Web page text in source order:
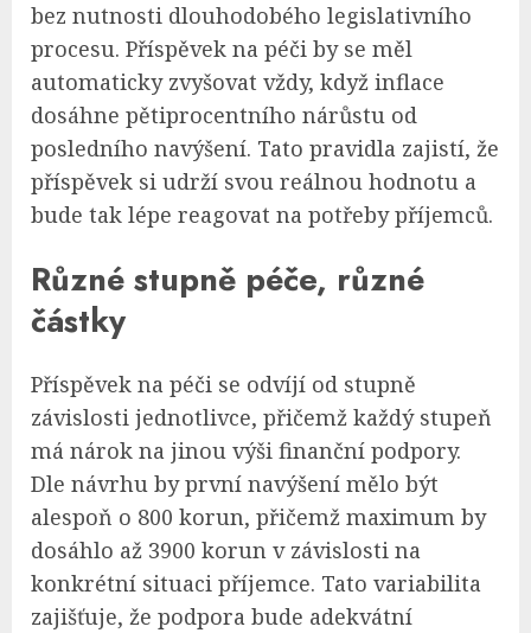
bez nutnosti dlouhodobého legislativního
procesu. Příspěvek na péči by se měl
automaticky zvyšovat vždy, když inflace
dosáhne pětiprocentního nárůstu od
posledního navýšení. Tato pravidla zajistí, že
příspěvek si udrží svou reálnou hodnotu a
bude tak lépe reagovat na potřeby příjemců.
Různé stupně péče, různé
částky
Příspěvek na péči se odvíjí od stupně
závislosti jednotlivce, přičemž každý stupeň
má nárok na jinou výši finanční podpory.
Dle návrhu by první navýšení mělo být
alespoň o 800 korun, přičemž maximum by
dosáhlo až 3900 korun v závislosti na
konkrétní situaci příjemce. Tato variabilita
zajišťuje, že podpora bude adekvátní